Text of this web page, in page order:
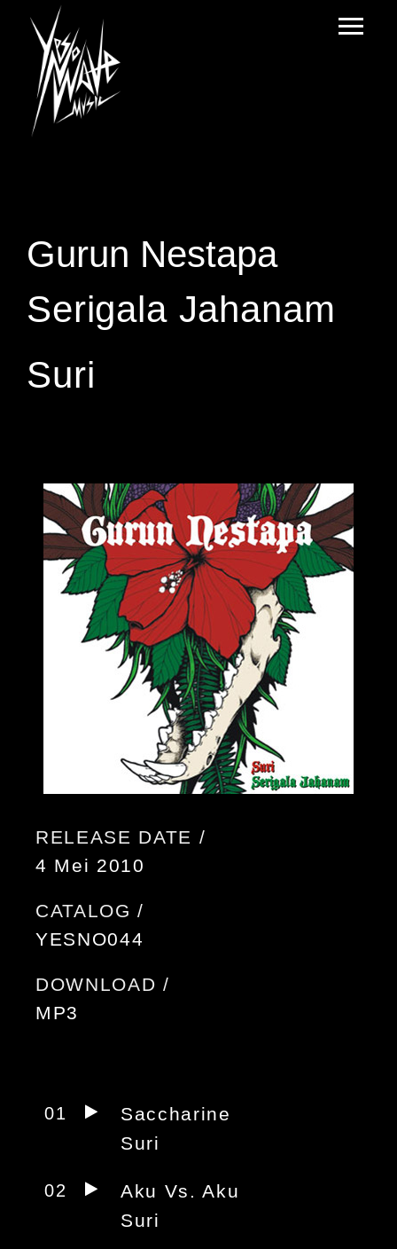
Gurun Nestapa
Serigala Jahanam
Suri
RELEASE DATE /
4 Mei 2010
CATALOG /
YESNO044
DOWNLOAD /
MP3
01
Saccharine
Suri
02
Aku Vs. Aku
Suri